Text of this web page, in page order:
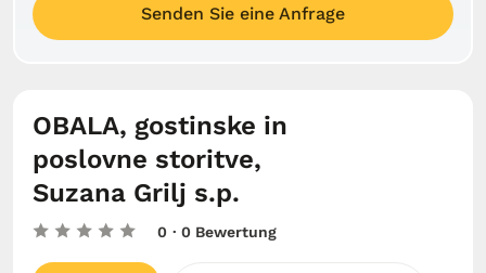
Senden Sie eine Anfrage
OBALA, gostinske in
poslovne storitve,
Suzana Grilj s.p.
0 · 0 Bewertung